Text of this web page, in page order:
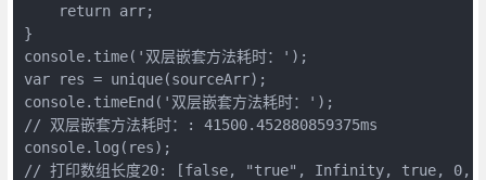
    return arr;
}
console.time('双层嵌套方法耗时：');
var res = unique(sourceArr);
console.timeEnd('双层嵌套方法耗时：');
// 双层嵌套方法耗时：: 41500.452880859375ms
console.log(res);
// 打印数组长度20: [false, "true", Infinity,